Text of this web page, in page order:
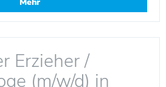
Erzieher /
(m/w/d) in